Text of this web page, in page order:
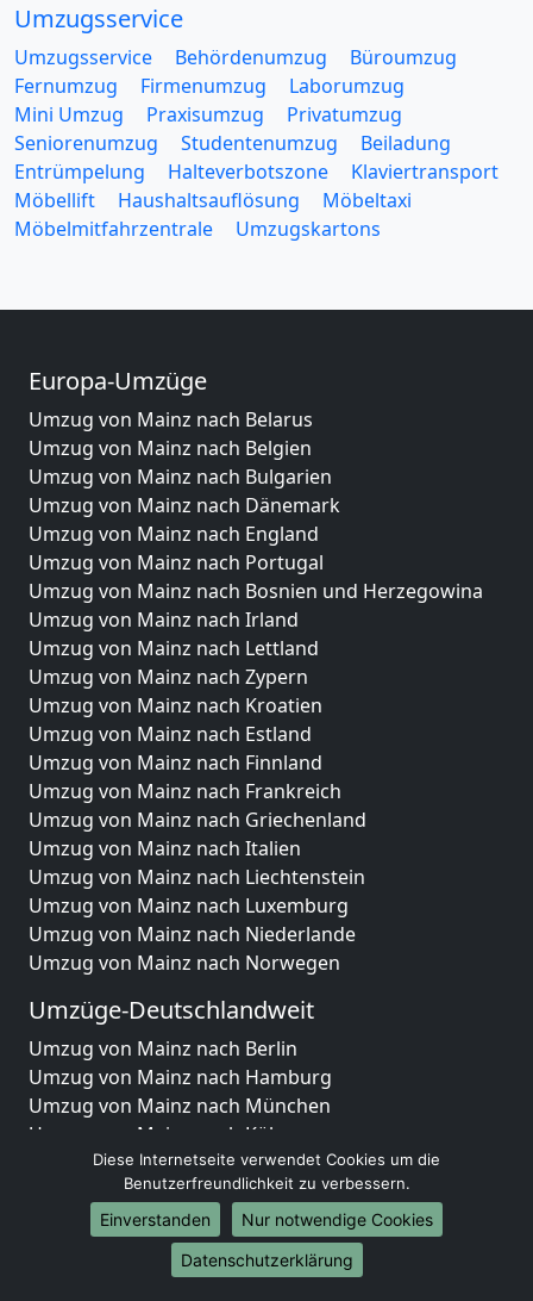
Umzugsservice
Umzugsservice Behördenumzug
Büroumzug
Fernumzug
Firmenumzug
Laborumzug
Mini Umzug
Praxisumzug
Privatumzug
Seniorenumzug
Studentenumzug
Beiladung
Entrümpelung
Halteverbotszone
Klaviertransport
Möbellift
Haushaltsauflösung
Möbeltaxi
Möbelmitfahrzentrale
Umzugskartons
Europa-Umzüge
Umzug von Mainz nach Belarus
Umzug von Mainz nach Belgien
Umzug von Mainz nach Bulgarien
Umzug von Mainz nach Dänemark
Umzug von Mainz nach England
Umzug von Mainz nach Portugal
Umzug von Mainz nach Bosnien und Herzegowina
Umzug von Mainz nach Irland
Umzug von Mainz nach Lettland
Umzug von Mainz nach Zypern
Umzug von Mainz nach Kroatien
Umzug von Mainz nach Estland
Umzug von Mainz nach Finnland
Umzug von Mainz nach Frankreich
Umzug von Mainz nach Griechenland
Umzug von Mainz nach Italien
Umzug von Mainz nach Liechtenstein
Umzug von Mainz nach Luxemburg
Umzug von Mainz nach Niederlande
Umzug von Mainz nach Norwegen
Umzüge-Deutschlandweit
Umzug von Mainz nach Berlin
Umzug von Mainz nach Hamburg
Umzug von Mainz nach München
Umzug von Mainz nach Köln
Umzug von Mainz nach Frankfurt am Main
Umzug von Mainz nach Stuttgart
Umzug von Mainz nach Düsseldorf
Umzug von Mainz nach Leipzig
Umzug von Mainz nach Dortmund
Diese Internetseite verwendet Cookies um die
Benutzerfreundlichkeit zu verbessern.
Einverstanden
Nur notwendige Cookies
Datenschutzerklärung